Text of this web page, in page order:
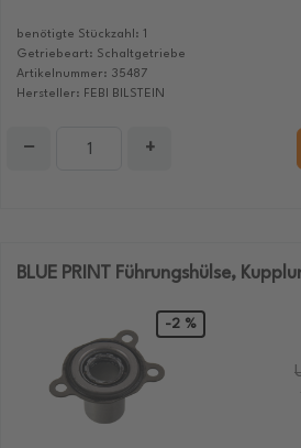
benötigte Stückzahl: 1
Getriebeart: Schaltgetriebe
Artikelnummer: 35487
Hersteller: FEBI BILSTEIN
− +
BLUE PRINT Führungshülse,
-2 %